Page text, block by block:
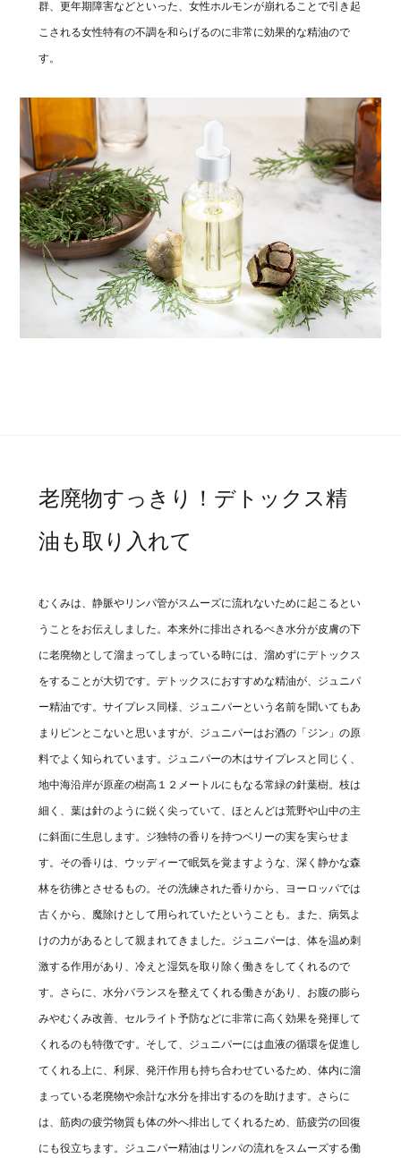
群、更年期障害などといった、女性ホルモンが崩れることで引き起
こされる女性特有の不調を和らげるのに非常に効果的な精油ので
す。
老廃物すっきり！デトックス精
油も取り入れて
むくみは、静脈やリンパ管がスムーズに流れないために起こるとい
うことをお伝えしました。本来外に排出されるべき水分が皮膚の下
に老廃物として溜まってしまっている時には、溜めずにデトックス
をすることが大切です。デトックスにおすすめな精油が、ジュニパ
ー精油です。サイプレス同様、ジュニパーという名前を聞いてもあ
まりピンとこないと思いますが、ジュニパーはお酒の「ジン」の原
料でよく知られています。ジュニパーの木はサイプレスと同じく、
地中海沿岸が原産の樹高１２メートルにもなる常緑の針葉樹。枝は
細く、葉は針のように鋭く尖っていて、ほとんどは荒野や山中の主
に斜面に生息します。ジ独特の香りを持つベリーの実を実らせま
す。その香りは、ウッディーで眠気を覚ますような、深く静かな森
林を彷彿とさせるもの。その洗練された香りから、ヨーロッパでは
古くから、魔除けとして用られていたということも。また、病気よ
けの力があるとして親まれてきました。ジュニパーは、体を温め刺
激する作用があり、冷えと湿気を取り除く働きをしてくれるので
す。さらに、水分バランスを整えてくれる働きがあり、お腹の膨ら
みやむくみ改善、セルライト予防などに非常に高く効果を発揮して
くれるのも特徴です。そして、ジュニパーには血液の循環を促進し
てくれる上に、利尿、発汗作用も持ち合わせているため、体内に溜
まっている老廃物や余計な水分を排出するのを助けます。さらに
は、筋肉の疲労物質も体の外へ排出してくれるため、筋疲労の回復
にも役立ちます。ジュニパー精油はリンパの流れをスムーズする働